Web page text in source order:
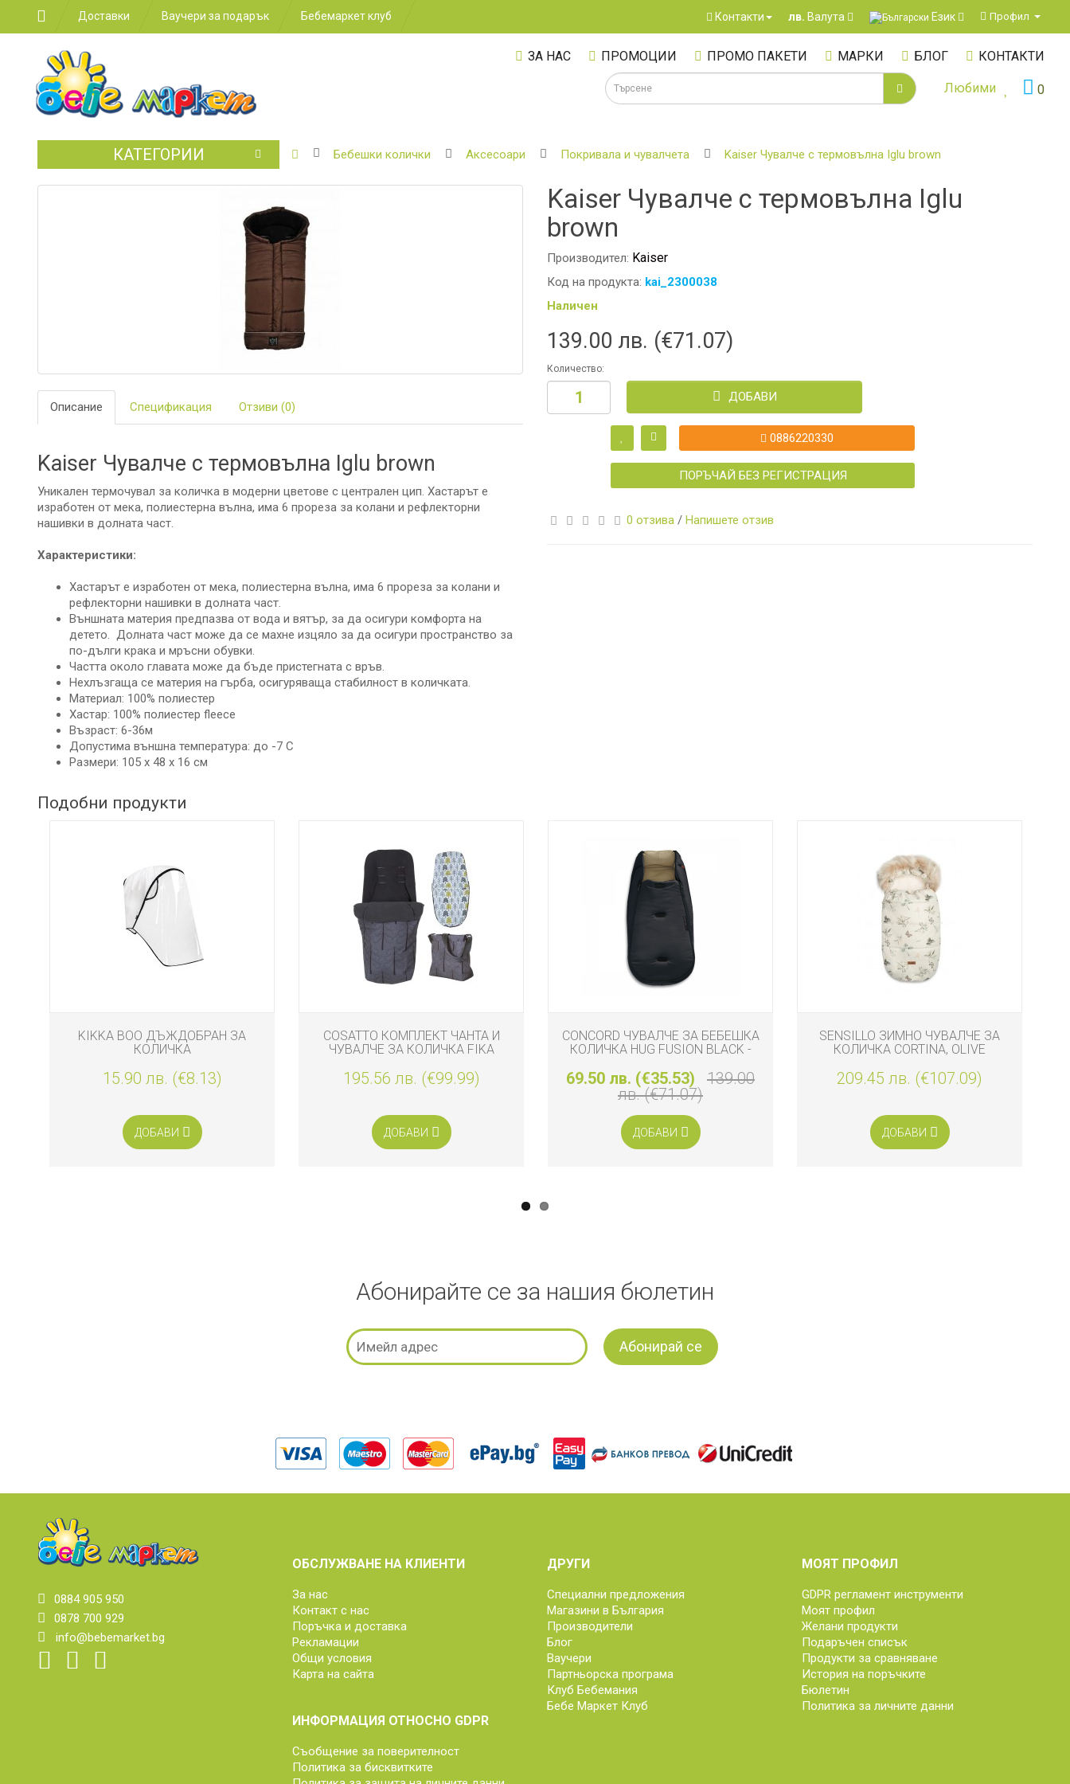
Доставки Ваучери за подарък Бебемаркет клуб Контакти лв. Валута Език Профил
ЗА НАС ПРОМОЦИИ ПРОМО ПАКЕТИ МАРКИ БЛОГ КОНТАКТИ
0
Любими
КАТЕГОРИИ БЕБЕШКИ
ЗА
КОЛА
ХРАНЕНЕ
ЗА
ДЕТСКАТА
СТАЯ
ЗА
ПРОДУКТИ
БЕБЕШКИ
ДРЕШКИ
РОДИТЕЛИ
И
ПЕЛЕНИ
Бебешки колички Аксесоари Покривала и чувалчета Kaiser Чувалче с термовълна Iglu brown
Описание Спецификация Отзиви (0)
Kaiser Чувалче с термовълна Iglu brown
Уникален термочувал за количка в модерни цветове с централен цип. Хастарът е
изработен от мека, полиестерна вълна, има 6 прореза за колани и рефлекторни
нашивки в долната част.
Характеристики:
Хастарът е изработен от мека, полиестерна вълна, има 6 прореза за колани и
рефлекторни нашивки в долната част.
Външната материя предпазва от вода и вятър, за да осигури комфорта на
детето. Долната част може да се махне изцяло за да осигури пространство за
по-дълги крака и мръсни обувки.
Частта около главата може да бъде пристегната с връв.
Нехлъзгаща се материя на гърба, осигуряваща стабилност в количката.
Материал: 100% полиестер
Хастар: 100% полиестер fleece
Възраст: 6-36м
Допустима външна температура: до -7 С
Размери: 105 x 48 x 16 cм
Kaiser Чувалче с термовълна Iglu
brown
Производител: Kaiser
Код на продукта: kai_2300038
Наличен
139.00 лв. (€71.07)
Количество:
ДОБАВИ
0886220330
ПОРЪЧАЙ БЕЗ РЕГИСТРАЦИЯ
0 отзива / Напишете отзив
Подобни продукти
KIKKA BOO ДЪЖДОБРАН ЗА
КОЛИЧКА
15.90 лв. (€8.13)
ДОБАВИ
COSATTO КОМПЛЕКТ ЧАНТА И
ЧУВАЛЧЕ ЗА КОЛИЧКА FIKA
195.56 лв. (€99.99)
ДОБАВИ
CONCORD ЧУВАЛЧЕ ЗА БЕБЕШКА
КОЛИЧКА HUG FUSION BLACK -
69.50 лв. (€35.53)
139.00
лв. (€71.07)
ДОБАВИ
SENSILLO ЗИМНО ЧУВАЛЧЕ ЗА
КОЛИЧКА CORTINA, OLIVE
209.45 лв. (€107.09)
ДОБАВИ
Абонирайте се за нашия бюлетин
0884 905 950
0878 700 929
info@bebemarket.bg
ОБСЛУЖВАНЕ НА КЛИЕНТИ
За нас
Контакт с нас
Поръчка и доставка
Рекламации
Общи условия
Карта на сайта
ИНФОРМАЦИЯ ОТНОСНО GDPR
Съобщение за поверителност
Политика за бисквитките
ДРУГИ
Специални предложения
Магазини в България
Производители
Блог
Ваучери
Партньорска програма
Клуб Бебемания
Бебе Маркет Клуб
МОЯТ ПРОФИЛ
GDPR регламент инструменти
Моят профил
Желани продукти
Подаръчен списък
Продукти за сравняване
История на поръчките
Бюлетин
Политика за личните данни